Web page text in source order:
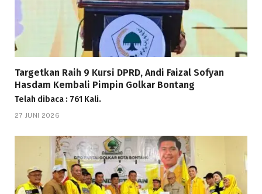
Targetkan Raih 9 Kursi DPRD, Andi Faizal Sofyan
Hasdam Kembali Pimpin Golkar Bontang
Telah dibaca : 761 Kali.
27 JUNI 2026